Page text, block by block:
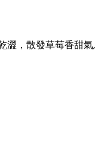
，散發草莓香甜氣